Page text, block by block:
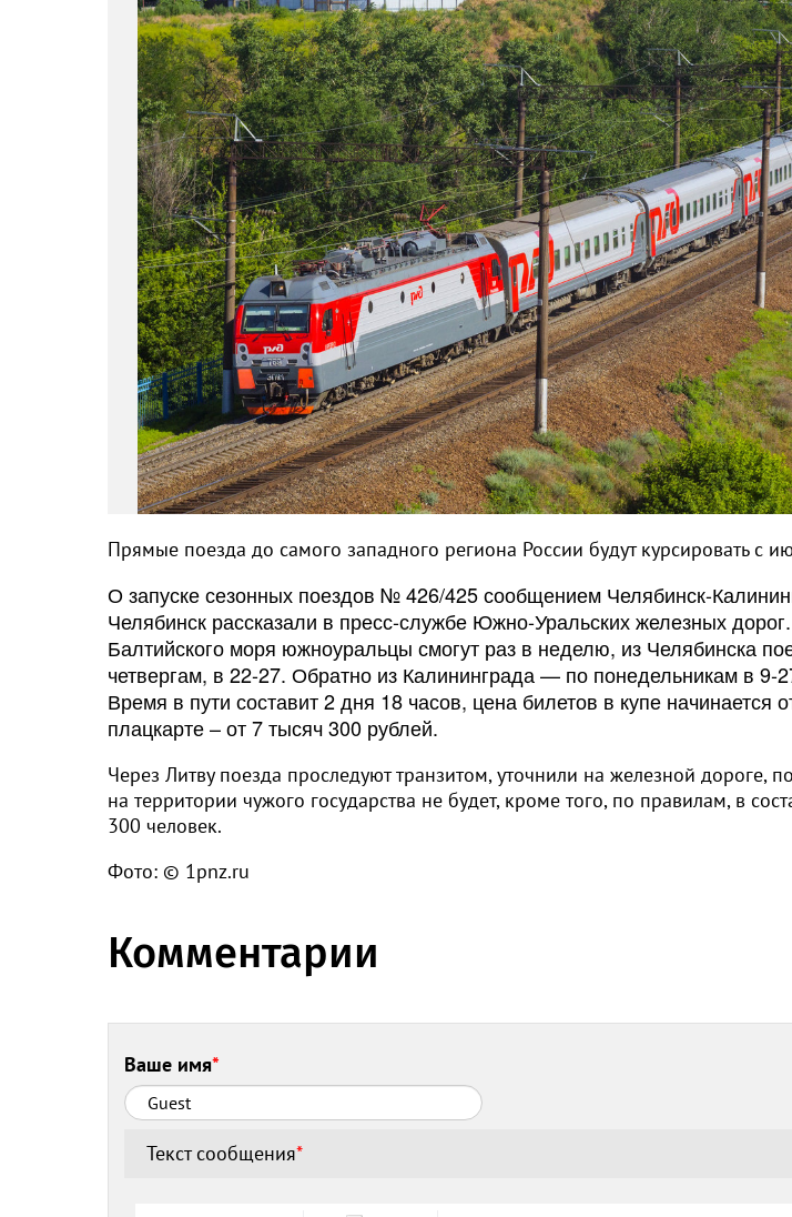
Прямые поезда до самого западного региона России будут курсировать с
О запуске сезонных поездов № 426/425 сообщением Челябинск-
Челябинск рассказали в пресс-службе Южно-Уральских железных
Балтийского моря южноуральцы смогут раз в неделю, из Челябинска
четвергам, в 22-27. Обратно из Калининграда — по понедельникам в 9-
Время в пути составит 2 дня 18 часов, цена билетов в купе начинается
плацкарте – от 7 тысяч 300 рублей.
Через Литву поезда проследуют транзитом, уточнили на железной дороге,
на территории чужого государства не будет, кроме того, по правилам, в
300 человек.
Фото: © 1pnz.ru
Комментарии
Ваше имя*
Текст сообщения*